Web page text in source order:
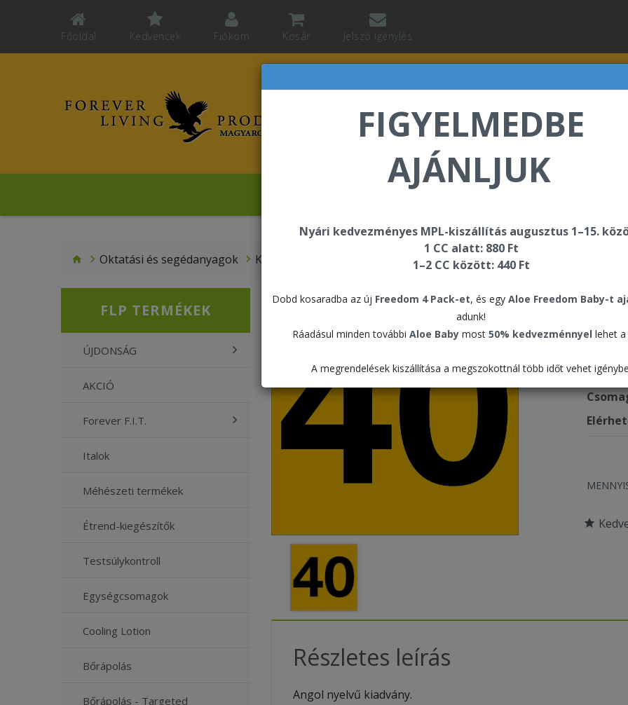
FIGYELMEDBE
AJÁNLJUK
Nyári kedvezményes MPL-kiszállítás augusztus 1–15.
1 CC alatt: 880 Ft
1–2 CC között: 440 Ft
Dobd kosaradba az új Freedom 4 Pack-et, és egy Aloe Freedom Baby-t
adunk!
Ráadásul minden további Aloe Babymost 50% kedvezménnyel lehet a
A megrendelések kiszállítása a megszokottnál több időt vehet
Főoldal Kedvencek Fiókom Kosár Jelszó igénylés
Oktatási és segédanyagok Könyv 40th Anniversary Book
FLP TERMÉKEK
ÚJDONSÁG
AKCIÓ
Forever F.I.T.
Italok
Méhészeti termékek
Étrend-kiegészítők
Testsúlykontroll
Egységcsomagok
Cooling Lotion
Bőrápolás
Bőrápolás - Targeted
Részletes leírás
Angol nyelvű kiadvány.